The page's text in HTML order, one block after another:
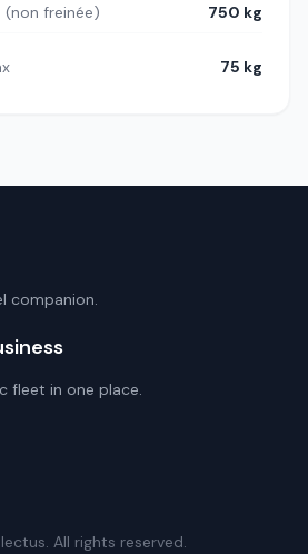
(non freinée) 750 kg
75 kg
companion.
fleet in one place.
All rights reserved.